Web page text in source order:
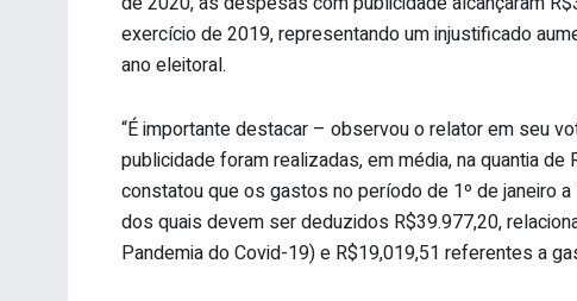
exercício de 2019, representando um injustificado
ano eleitoral.
“É importante destacar – observou o relator em seu
publicidade foram realizadas, em média, na quantia de
constatou que os gastos no período de 1º de janeiro
dos quais devem ser deduzidos R$39.977,20,
Pandemia do Covid-19) e R$19,019,51 referentes a